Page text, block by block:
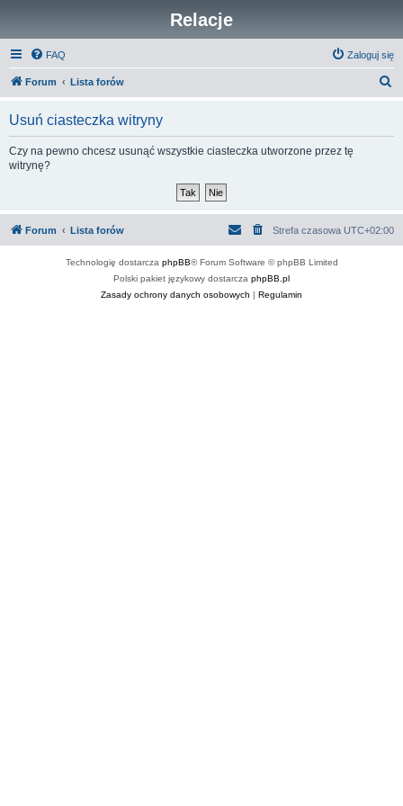
Relacje
FAQ Zaloguj się
Forum Lista forów
Usuń ciasteczka witryny
Czy na pewno chcesz usunąć wszystkie ciasteczka utworzone przez tę
witrynę?
Forum Lista forów Strefa czasowa UTC+02:00
Technologię dostarcza phpBB® Forum Software © phpBB Limited
Polski pakiet językowy dostarcza phpBB.pl
Zasady ochrony danych osobowych | Regulamin